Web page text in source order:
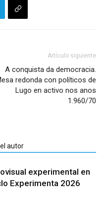
Artículo siguiente
A conquista da democracia.
redonda con políticos de
Lugo en activo nos anos
1.960/70
autor
experimental en
Experimenta 2026